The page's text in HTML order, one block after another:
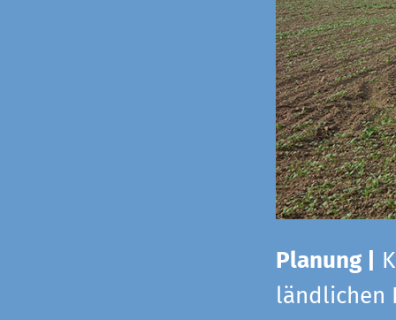
Planung |
ländlichen